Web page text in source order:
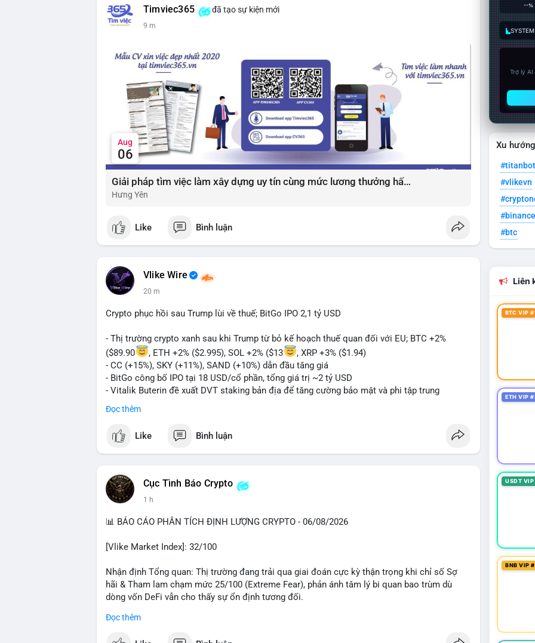
Timviec365 đã tạo sự kiện mới
9 m
Aug
06
Giải pháp tìm việc làm xây dựng uy tín cùng mức lương thưởng hấp dẫn ?️
Hưng Yên
Like Bình luận
Vlike Wire
20 m
Crypto phục hồi sau Trump lùi về thuế; BitGo IPO 2,1 tỷ USD
- Thị trường crypto xanh sau khi Trump từ bỏ kế hoạch thuế quan đối với EU; BTC +2%
($89.90
, ETH +2% ($2.995), SOL +2% ($13
, XRP +3% ($1.94)
- CC (+15%), SKY (+11%), SAND (+10%) dẫn đầu tăng giá
- BitGo công bố IPO tại 18 USD/cổ phần, tổng giá trị ~2 tỷ USD
- Vitalik Buterin đề xuất DVT staking bản địa để tăng cường bảo mật và phi tập trung
Ethereum
- Hong Kong phát hành giấy phép stablecoin mới với yêu cầu tuân thủ nghiêm ngặt
- Nga xác định crypto là tài sản hợp pháp, tạo tiền lệ pháp lý
- Trump hy vọng ký vào luật cấu trúc thị trường crypto sớm nonostante sự bất đồng trong
Quốc hội
- Steak ’n Shake cho phép nhân viên nhận lương một phần dưới dạng Bitcoin
#binancesquare
#cryptonews #btc #eth
#hongkong
$btc $eth $sol $xrp $cc #cc$sky#sky$sand#sand
#vlikevn #titanbot
📰 Nguồn: Decrypt
Đọc thêm
Like Bình luận
Cục Tình Báo Crypto
1 h
📊 BÁO CÁO PHÂN TÍCH ĐỊNH LƯỢNG CRYPTO - 06/08/2026
[Vlike Market Index]: 32/100
Nhận định Tổng quan: Thị trường đang trải qua giai đoán cực kỳ thận trọng khi chỉ số Sợ
hãi & Tham lam chạm mức 25/100 (Extreme Fear), phản ánh tâm lý bi quan bao trùm dù
dòng vốn DeFi vẫn cho thấy sự ổn định tương đối.
Phân tích Dòng tiền DeFi (DefiLlama): Tổng TVL DeFi đạt 142,24 tỷ USD, tăng nhẹ 0,59%
Đọc thêm
--%
Trợ lý
Xu
#titanbot
#vlikevn
#btc
Liên
BTC VIP
ETH VIP
USDT
BNB VIP